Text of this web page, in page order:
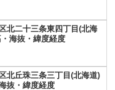
北二十三条東四丁目(北海
海抜・緯度経度
北丘珠三条三丁目(北海道)
抜・緯度経度